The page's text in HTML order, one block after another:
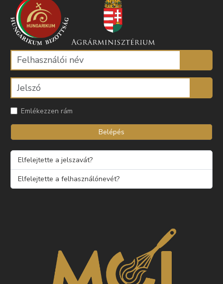
Emlékezzen rám
Belépés
Elfelejtette a jelszavát?
Elfelejtette a felhasználónevét?